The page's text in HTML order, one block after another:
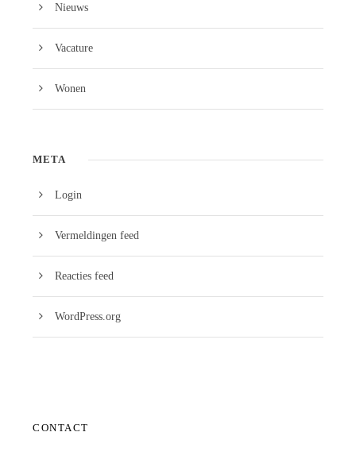
Nieuws
Vacature
Wonen
META
Login
Vermeldingen feed
Reacties feed
WordPress.org
CONTACT